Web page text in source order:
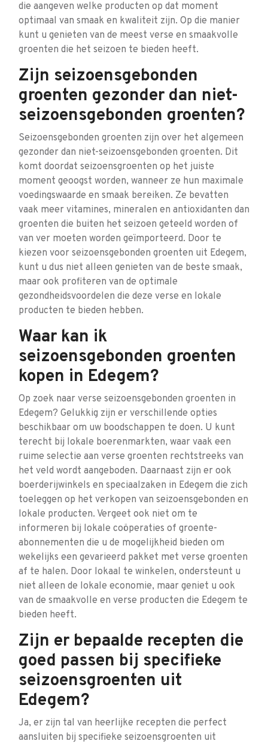
die aangeven welke producten op dat moment
optimaal van smaak en kwaliteit zijn. Op die manier
kunt u genieten van de meest verse en smaakvolle
groenten die het seizoen te bieden heeft.
Zijn seizoensgebonden
groenten gezonder dan niet-
seizoensgebonden groenten?
Seizoensgebonden groenten zijn over het algemeen
gezonder dan niet-seizoensgebonden groenten. Dit
komt doordat seizoensgroenten op het juiste
moment geoogst worden, wanneer ze hun maximale
voedingswaarde en smaak bereiken. Ze bevatten
vaak meer vitamines, mineralen en antioxidanten dan
groenten die buiten het seizoen geteeld worden of
van ver moeten worden geïmporteerd. Door te
kiezen voor seizoensgebonden groenten uit Edegem,
kunt u dus niet alleen genieten van de beste smaak,
maar ook profiteren van de optimale
gezondheidsvoordelen die deze verse en lokale
producten te bieden hebben.
Waar kan ik
seizoensgebonden groenten
kopen in Edegem?
Op zoek naar verse seizoensgebonden groenten in
Edegem? Gelukkig zijn er verschillende opties
beschikbaar om uw boodschappen te doen. U kunt
terecht bij lokale boerenmarkten, waar vaak een
ruime selectie aan verse groenten rechtstreeks van
het veld wordt aangeboden. Daarnaast zijn er ook
boerderijwinkels en speciaalzaken in Edegem die zich
toeleggen op het verkopen van seizoensgebonden en
lokale producten. Vergeet ook niet om te
informeren bij lokale coöperaties of groente-
abonnementen die u de mogelijkheid bieden om
wekelijks een gevarieerd pakket met verse groenten
af te halen. Door lokaal te winkelen, ondersteunt u
niet alleen de lokale economie, maar geniet u ook
van de smaakvolle en verse producten die Edegem te
bieden heeft.
Zijn er bepaalde recepten die
goed passen bij specifieke
seizoensgroenten uit
Edegem?
Ja, er zijn tal van heerlijke recepten die perfect
aansluiten bij specifieke seizoensgroenten uit